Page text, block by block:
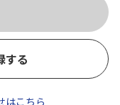
する
はこちら